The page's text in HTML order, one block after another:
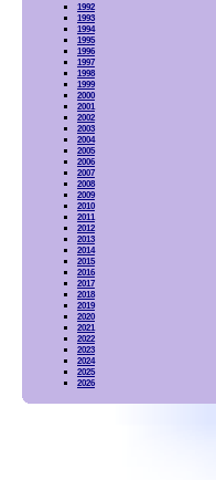
1992
1993
1994
1995
1996
1997
1998
1999
2000
2001
2002
2003
2004
2005
2006
2007
2008
2009
2010
2011
2012
2013
2014
2015
2016
2017
2018
2019
2020
2021
2022
2023
2024
2025
2026